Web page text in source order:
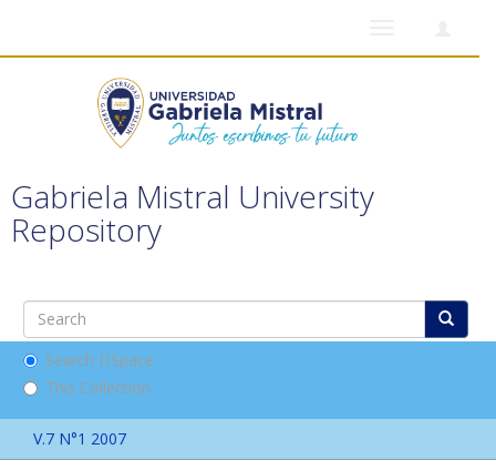
Gabriela Mistral University
Repository
Search DSpace
This Collection
V.7 N°1 2007